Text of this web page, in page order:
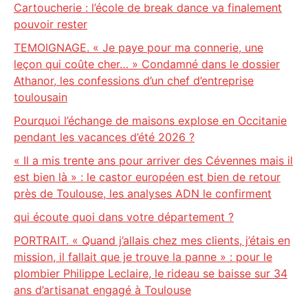
Cartoucherie : l’école de break dance va finalement
pouvoir rester
TEMOIGNAGE. « Je paye pour ma connerie, une
leçon qui coûte cher… » Condamné dans le dossier
Athanor, les confessions d’un chef d’entreprise
toulousain
Pourquoi l’échange de maisons explose en Occitanie
pendant les vacances d’été 2026 ?
« Il a mis trente ans pour arriver des Cévennes mais il
est bien là » : le castor européen est bien de retour
près de Toulouse, les analyses ADN le confirment
qui écoute quoi dans votre département ?
PORTRAIT. « Quand j’allais chez mes clients, j’étais en
mission, il fallait que je trouve la panne » : pour le
plombier Philippe Leclaire, le rideau se baisse sur 34
ans d’artisanat engagé à Toulouse